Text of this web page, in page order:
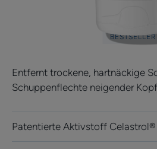
BESTSELLER
Entfernt trockene, hartnäckige
Schuppenflechte neigender
Patentierte Aktivstoff Celastrol®